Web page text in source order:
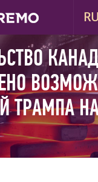
ТРАМПА
RU